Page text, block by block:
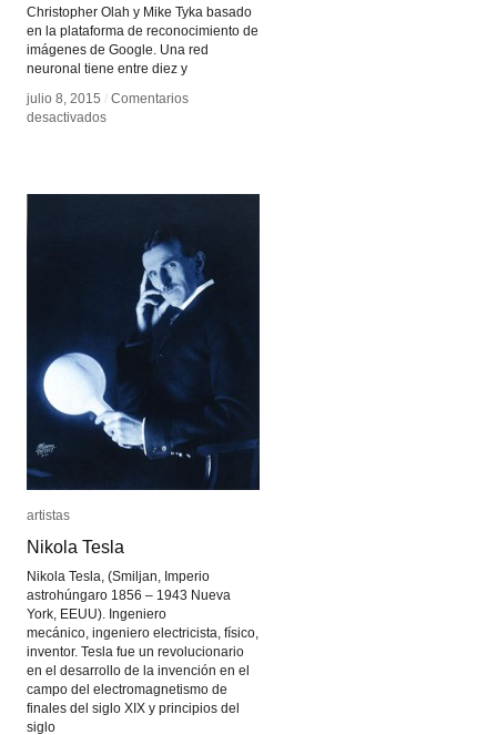
Christopher Olah y Mike Tyka basado
en la plataforma de reconocimiento de
imágenes de Google. Una red
neuronal tiene entre diez y
julio 8, 2015 / Comentarios
desactivadosen
julio 8, 2015 / Comentarios
desactivadosen
artistas
Nikola Tesla
Nikola Tesla, (Smiljan, Imperio
astrohúngaro 1856 – 1943 Nueva
York, EEUU). Ingeniero
mecánico, ingeniero electricista, físico,
inventor. Tesla fue un revolucionario
en el desarrollo de la invención en el
campo del electromagnetismo de
finales del siglo XIX y principios del
siglo
artistas
Nikola Tesla